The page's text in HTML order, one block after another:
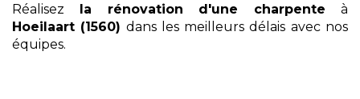
Réalisez la rénovation d'une charpente à
Hoeilaart (1560) dans les meilleurs délais avec nos
équipes.